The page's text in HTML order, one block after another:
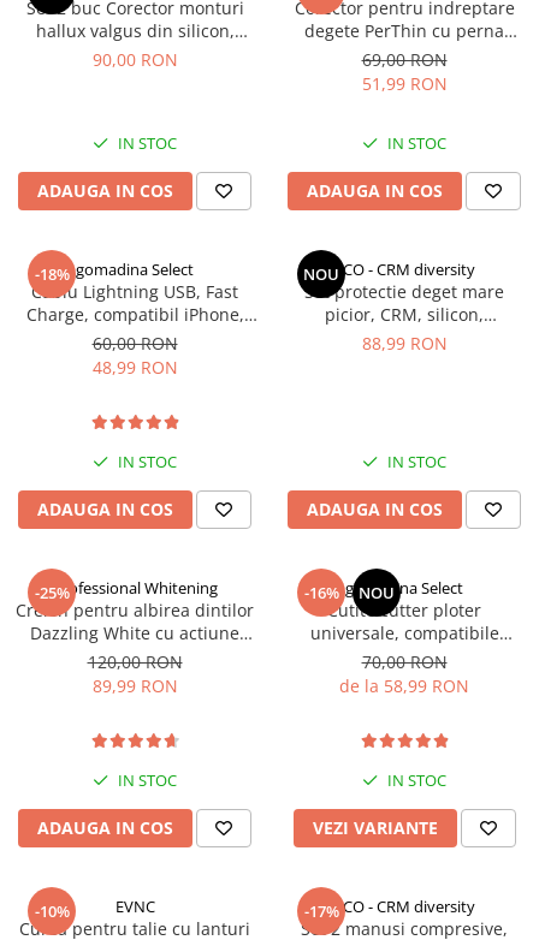
Set 2 buc Corector monturi
hallux valgus din silicon,
CRM, separator degete picior,
90,00 RON
IN STOC
ADAUGA IN COS
Corector pentru indreptare
degete PerThin cu perna
silicon si bandaj elastic
69,00 RON
51,99 RON
IN STOC
ADAUGA IN COS
-18% gomadina Select
Cablu Lightning USB, Fast
Charge, compatibil iPhone,
3m, alb
60,00 RON
48,99 RON
IN STOC
ADAUGA IN COS
NOUCCO - CRM diversity
Set protectie deget mare
picior, CRM, silicon,
respirabil, roz
88,99 RON
IN STOC
ADAUGA IN COS
-25%Professional Whitening
Creion pentru albirea dintilor
Dazzling White cu actiune
rapida
120,00 RON
89,99 RON
IN STOC
ADAUGA IN COS
-16% NOU
gomadina Select
Cutite cutter ploter
universale, compatibile
Roland, Mimaki, My Cut,
Redsail
70,00 RON
de la 58,99 RON
IN STOC
VEZI VARIANTE
-10% EVNC
Curea pentru talie cu lanturi
-17%CCO - CRM diversity
Set 2 manusi compresive,